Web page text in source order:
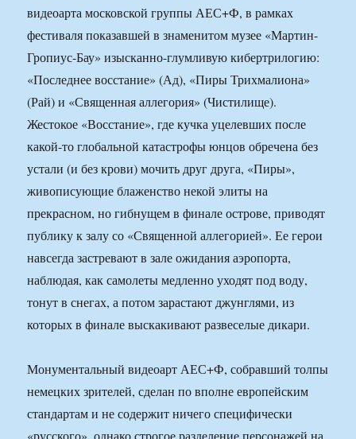
видеоарта московской группы АЕС+Ф, в рамках
фестиваля показавшей в знаменитом музее «Мартин-
Гропиус-Бау» изысканно-глумливую кибертрилогию:
«Последнее восстание» (Ад), «Пиры Трихмалиона»
(Рай) и «Священная аллегория» (Чистилище).
Жестокое «Восстание», где кучка уцелевших после
какой-то глобальной катастрофы юнцов обречена без
устали (и без крови) мочить друг друга, «Пиры»,
живописующие блаженство некой элиты на
прекрасном, но гибнущем в финале острове, приводят
публику к залу со «Священной аллегорией». Ее герои
навсегда застревают в зале ожидания аэропорта,
наблюдая, как самолеты медленно уходят под воду,
тонут в снегах, а потом зарастают джунглями, из
которых в финале выскакивают развеселые дикари.
Монументальный видеоарт АЕС+Ф, собравший толпы
немецких зрителей, сделан по вполне европейским
стандартам и не содержит ничего специфически